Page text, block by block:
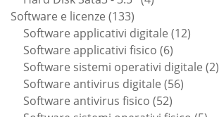
Software e licenze 133133
prodotti
Software applicativi digitale 1212
Software applicativi fisico 66
prodotti
Software sistemi operativi digitale 22
Software antivirus digitale 5656
Software antivirus fisico 5252